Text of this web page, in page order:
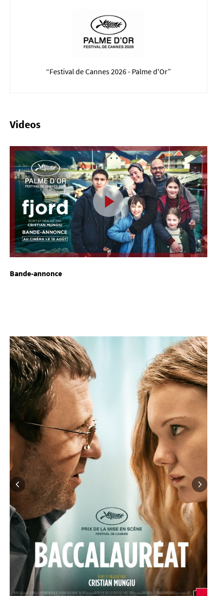
“Festival de Cannes 2026 - Palme d'Or”
Videos
Bande-annonce